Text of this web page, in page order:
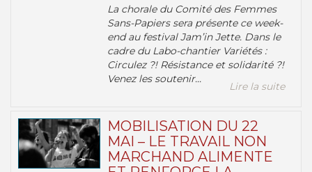
La chorale du Comité des Femmes
Sans-Papiers sera présente ce week-
end au festival Jam’in Jette. Dans le
cadre du Labo-chantier Variétés :
Circulez ?! Résistance et solidarité ?!
Venez les soutenir...
Lire la suite
MOBILISATION DU 22
MAI – LE TRAVAIL NON
MARCHAND ALIMENTE